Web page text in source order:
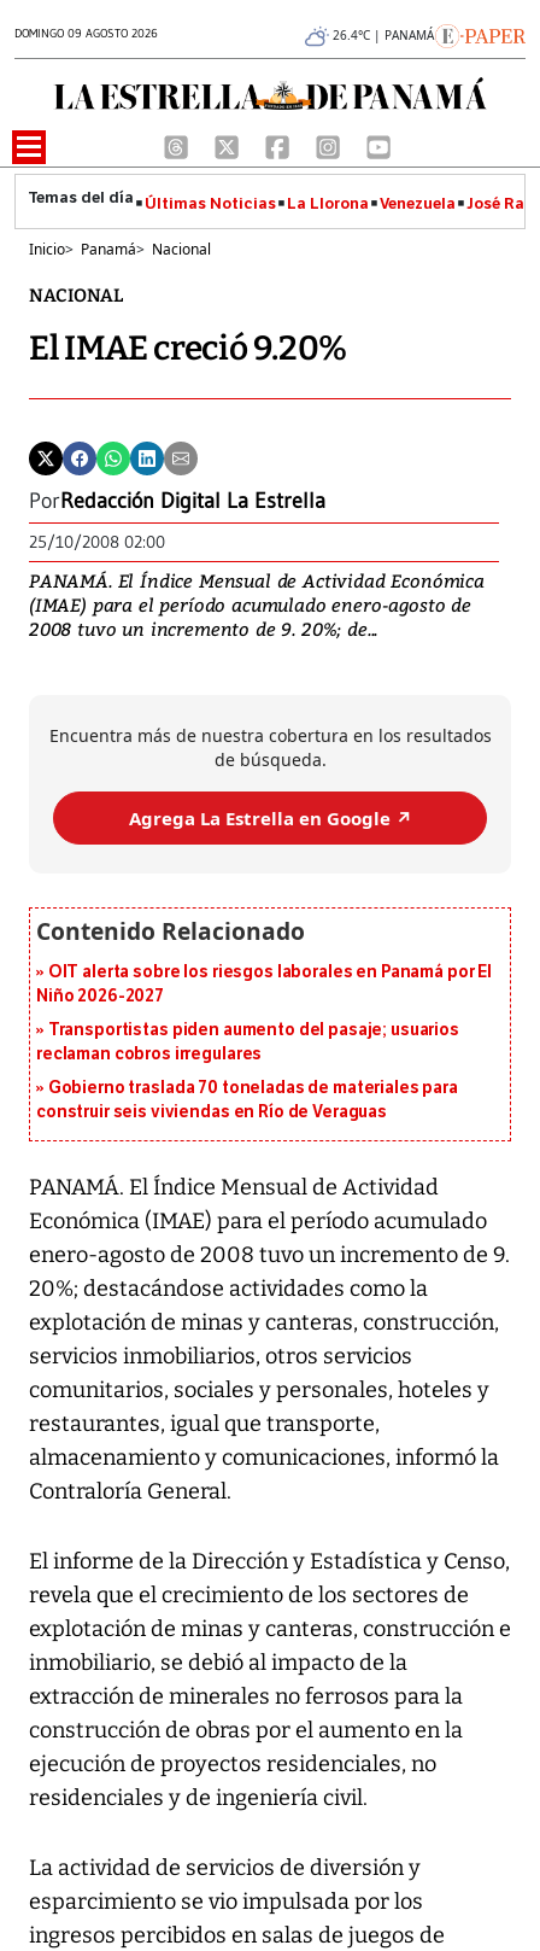
DOMINGO 09 AGOSTO 2026 26.4°C | PANAMÁ
Últimas Noticias La Llorona Venezuela José
Inicio> Panamá> Nacional
NACIONAL
El IMAE creció 9.20%
PorRedacción Digital La Estrella
25/10/2008 02:00
PANAMÁ. El Índice Mensual de Actividad Económica
(IMAE) para el período acumulado enero-agosto de
2008 tuvo un incremento de 9. 20%; de...
Encuentra más de nuestra cobertura en los resultados
de búsqueda.
Agrega La Estrella en Google ↗️
OIT alerta sobre los riesgos laborales en Panamá por El
Niño 2026-2027
Transportistas piden aumento del pasaje; usuarios
reclaman cobros irregulares
Gobierno traslada 70 toneladas de materiales para
construir seis viviendas en Río de Veraguas
PANAMÁ. El Índice Mensual de Actividad
Económica (IMAE) para el período acumulado
enero-agosto de 2008 tuvo un incremento de 9.
20%; destacándose actividades como la
explotación de minas y canteras, construcción,
servicios inmobiliarios, otros servicios
comunitarios, sociales y personales, hoteles y
restaurantes, igual que transporte,
almacenamiento y comunicaciones, informó la
Contraloría General.
El informe de la Dirección y Estadística y Censo,
revela que el crecimiento de los sectores de
explotación de minas y canteras, construcción e
inmobiliario, se debió al impacto de la
extracción de minerales no ferrosos para la
construcción de obras por el aumento en la
ejecución de proyectos residenciales, no
residenciales y de ingeniería civil.
La actividad de servicios de diversión y
esparcimiento se vio impulsada por los
ingresos percibidos en salas de juegos de